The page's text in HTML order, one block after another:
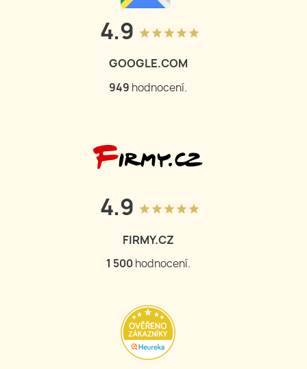
4.9 grade grade grade grade grade
GOOGLE.COM
949 hodnocení.
4.9 grade grade grade grade grade
FIRMY.CZ
1 500 hodnocení.